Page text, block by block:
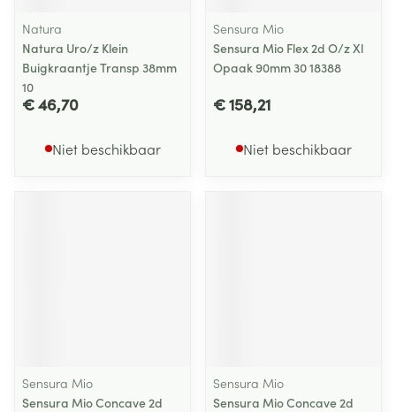
Natura
Natura Uro/z Klein
Buigkraantje Transp 38mm
10
€ 46,70
Niet beschikbaar
Sensura Mio
Sensura Mio Flex 2d O/z Xl
Opaak 90mm 30 18388
€ 158,21
Niet beschikbaar
Sensura Mio
Sensura Mio Concave 2d
Sensura Mio
Sensura Mio Concave 2d